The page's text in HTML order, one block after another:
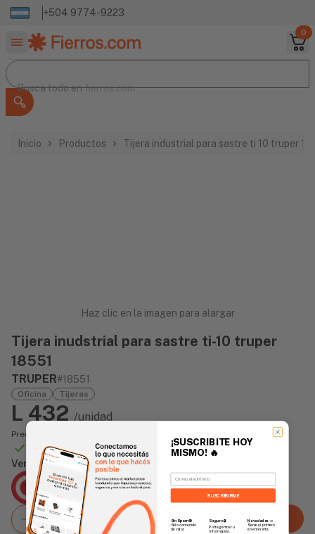
+504 9774-9223
0
Buscar productos
Busca todo en
Busca todo enfierros.com
Inicio Productos Tijera industrial para sastre ti 10 truper
Haz clic en la imagen para alargar
Tijera inudstrial para sastre ti-10 truper
18551
TRUPER#18551
Oficina Tijeras
L 432 /unidad
Precio incluye impuesto sobre ventas
Disponible Online
Vendido Por:
Agencia Global
2 días - Tiempo de Entrega Promedio
Agregar al carrito
¡SUSCRIBITE HOY
MISMO! 🔥
Email
SUSCRIBIRME
Sin Spam 🚫
Solo contenido
de valor.
Seguro 🔒
Protegemos tu
información.
Novedades 📣
Serás el primero
en enterarte.